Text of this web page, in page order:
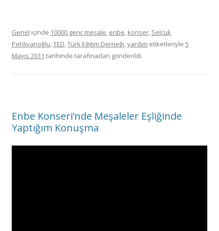
Genel içinde 10000 genç meşale, enbe, konser, Selçuk
Pehlivanoğlu,TED,Türk Eğitim Derneği,yardım etiketleriyle 5
Mayıs 2011 tarihinde tarafınadan gönderildi.
Enbe Konseri’nde Meşaleler Eşliğinde
Yaptığım Konuşma